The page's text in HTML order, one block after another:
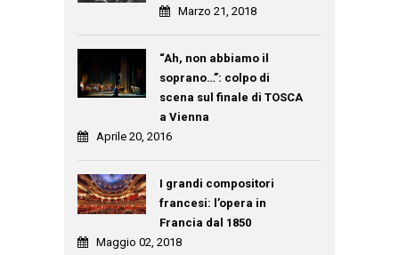
Marzo 21, 2018
“Ah, non abbiamo il
soprano…”: colpo di
scena sul finale di TOSCA
a Vienna
Aprile 20, 2016
I grandi compositori
francesi: l’opera in
Francia dal 1850
Maggio 02, 2018